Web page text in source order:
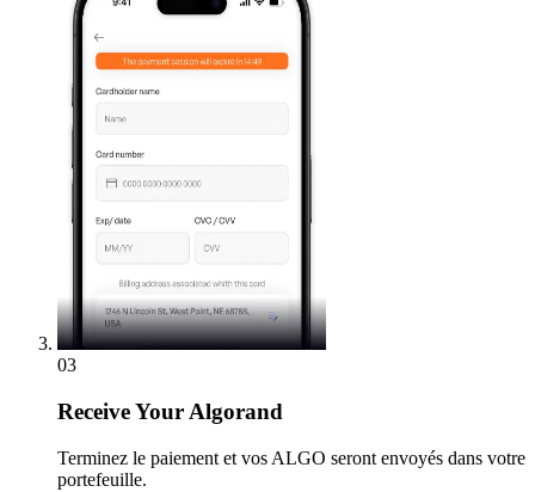
03
ReceiveYour Algorand
Terminez le paiement et vos ALGO seront envoyés dans votre
portefeuille.